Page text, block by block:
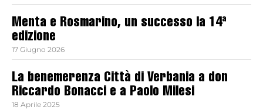
Menta e Rosmarino, un successo la 14ª
edizione
17 Giugno 2026
La benemerenza Città di Verbania a don
Riccardo Bonacci e a Paolo Milesi
18 Aprile 2025